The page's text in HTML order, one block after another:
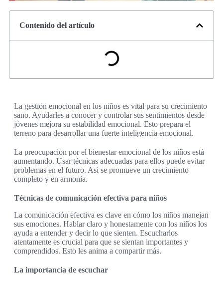
Contenido del artículo
La gestión emocional en los niños es vital para su crecimiento
sano. Ayudarles a conocer y controlar sus sentimientos desde
jóvenes mejora su estabilidad emocional. Esto prepara el
terreno para desarrollar una fuerte inteligencia emocional.
La preocupación por el bienestar emocional de los niños está
aumentando. Usar técnicas adecuadas para ellos puede evitar
problemas en el futuro. Así se promueve un crecimiento
completo y en armonía.
Técnicas de comunicación efectiva para niños
La comunicación efectiva es clave en cómo los niños manejan
sus emociones. Hablar claro y honestamente con los niños los
ayuda a entender y decir lo que sienten. Escucharlos
atentamente es crucial para que se sientan importantes y
comprendidos. Esto les anima a compartir más.
La importancia de escuchar